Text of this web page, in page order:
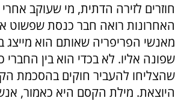
חוזרים לזירה הדתית, מי שעוקב
האחרונות רואה חבר כנסת שפשוט
מאנשי הפריפריה שאותם הוא מייצג
שפונה אליו. לא בכדי הוא בין החברי
שהצליחו להעביר חוקים בהסכמת
היוצאת. מילת הקסם היא כאמור,